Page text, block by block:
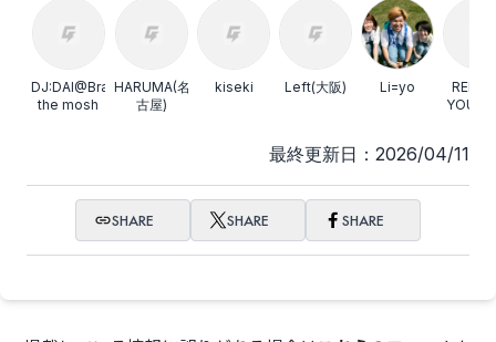
DJ:DAI@Brain
the mosh
HARUMA(名
古屋)
kiseki Left(大阪) Li=yo
最終更新日：2026/04/11
SHARE SHARE SHARE